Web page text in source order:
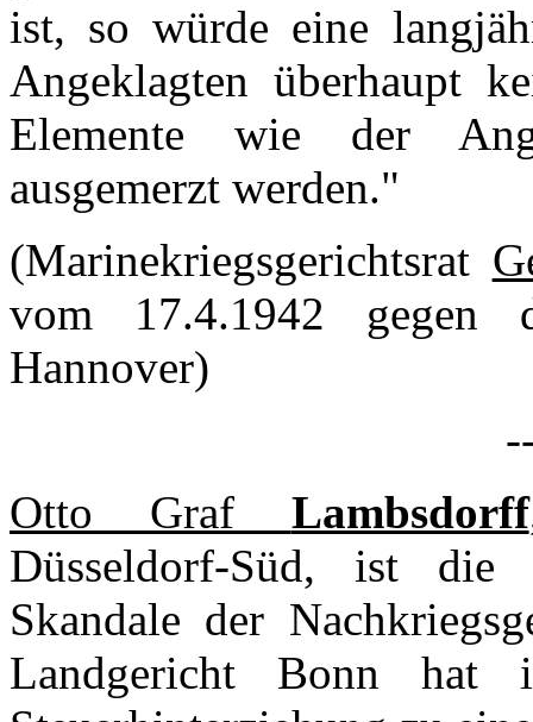
ist, so würde eine
Angeklagten überhaupt
Elemente wie der
ausgemerzt werden."
(Marinekriegsgerichtsrat
vom 17.4.1942 gegen
Hannover)
Otto Graf Lambsdorff
Düsseldorf-Süd, ist
Skandale der
Landgericht Bonn hat